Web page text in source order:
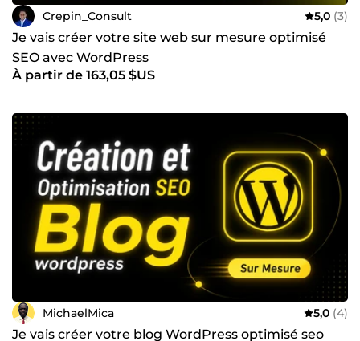
Crepin_Consult 5,0 (3)
Je vais créer votre site web sur mesure optimisé
SEO avec WordPress
À partir de 163,05 $US
MichaelMica 5,0 (4)
Je vais créer votre blog WordPress optimisé seo